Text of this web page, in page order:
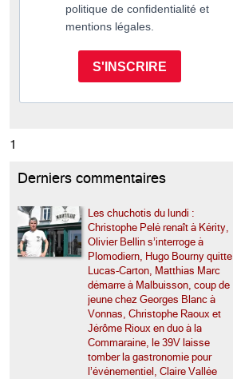
politique de confidentialité et
mentions légales.
S'INSCRIRE
1
Derniers commentaires
Les chuchotis du lundi :
Christophe Pelé renaît à Kérity,
Olivier Bellin s’interroge à
Plomodiern, Hugo Bourny quitte
Lucas-Carton, Matthias Marc
démarre à Malbuisson, coup de
jeune chez Georges Blanc à
Vonnas, Christophe Raoux et
Jérôme Rioux en duo à la
Commaraine, le 39V laisse
tomber la gastronomie pour
l’événementiel, Claire Vallée